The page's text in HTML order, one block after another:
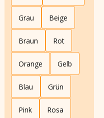
Grau Beige
Braun Rot
Orange Gelb
Blau Grün
Pink Rosa